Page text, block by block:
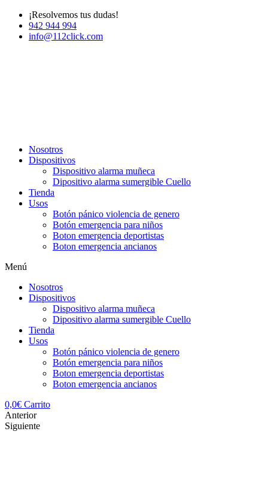
¡Resolvemos tus dudas!
942 944 994
info@112click.com
Nosotros
Dispositivos
Dispositivo alarma muñeca
Dipositivo alarma sumergible Cuello
Tienda
Usos
Botón pánico violencia de genero
Botón emergencia para niños
Boton emergencia deportistas
Boton emergencia ancianos
Menú
Nosotros
Dispositivos
Dispositivo alarma muñeca
Dipositivo alarma sumergible Cuello
Tienda
Usos
Botón pánico violencia de genero
Botón emergencia para niños
Boton emergencia deportistas
Boton emergencia ancianos
0,0€ Carrito
Anterior
Siguiente